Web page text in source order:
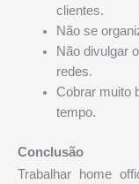
clientes.
Não se
Não divulgar
redes.
Cobrar muito
tempo.
Conclusão
Trabalhar home